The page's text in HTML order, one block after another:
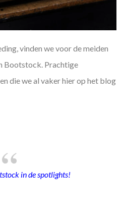
vinden we voor de meiden
Bootstock. Prachtige
die we al vaker hier op het blog
in de spotlights!